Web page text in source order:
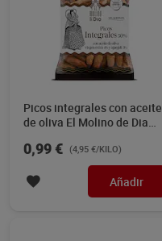
Picos integrales con aceite
de oliva El Molino de Dia
0,99 € (4,95 €/KILO)
Añadir